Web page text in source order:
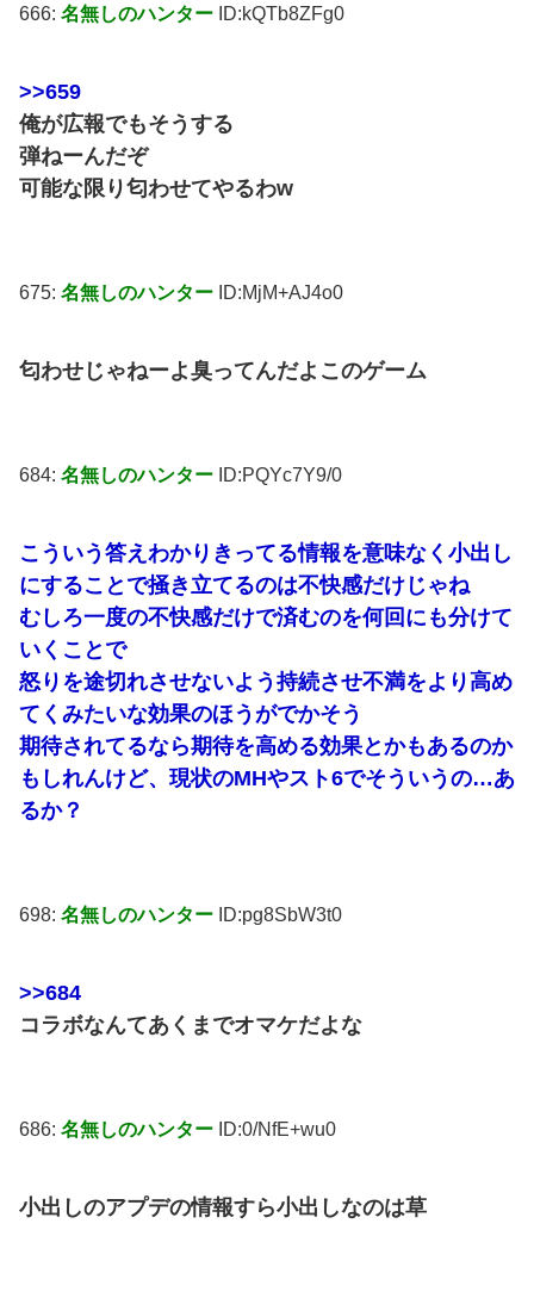
666: 名無しのハンター ID:kQTb8ZFg0
>>659
俺が広報でもそうする
弾ねーんだぞ
可能な限り匂わせてやるわw
675: 名無しのハンター ID:MjM+AJ4o0
匂わせじゃねーよ臭ってんだよこのゲーム
684: 名無しのハンター ID:PQYc7Y9/0
こういう答えわかりきってる情報を意味なく小出し
にすることで掻き立てるのは不快感だけじゃね
むしろ一度の不快感だけで済むのを何回にも分けて
いくことで
怒りを途切れさせないよう持続させ不満をより高め
てくみたいな効果のほうがでかそう
期待されてるなら期待を高める効果とかもあるのか
もしれんけど、現状のMHやスト6でそういうの…あ
るか？
698: 名無しのハンター ID:pg8SbW3t0
>>684
コラボなんてあくまでオマケだよな
686: 名無しのハンター ID:0/NfE+wu0
小出しのアプデの情報すら小出しなのは草